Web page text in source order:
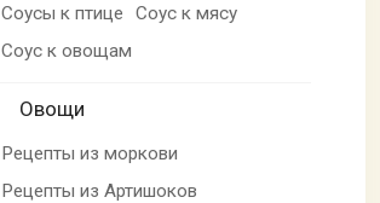
Соусы к птице
Соус к мясу
Соус к овощам
Овощи
Рецепты из моркови
Рецепты из Артишоков